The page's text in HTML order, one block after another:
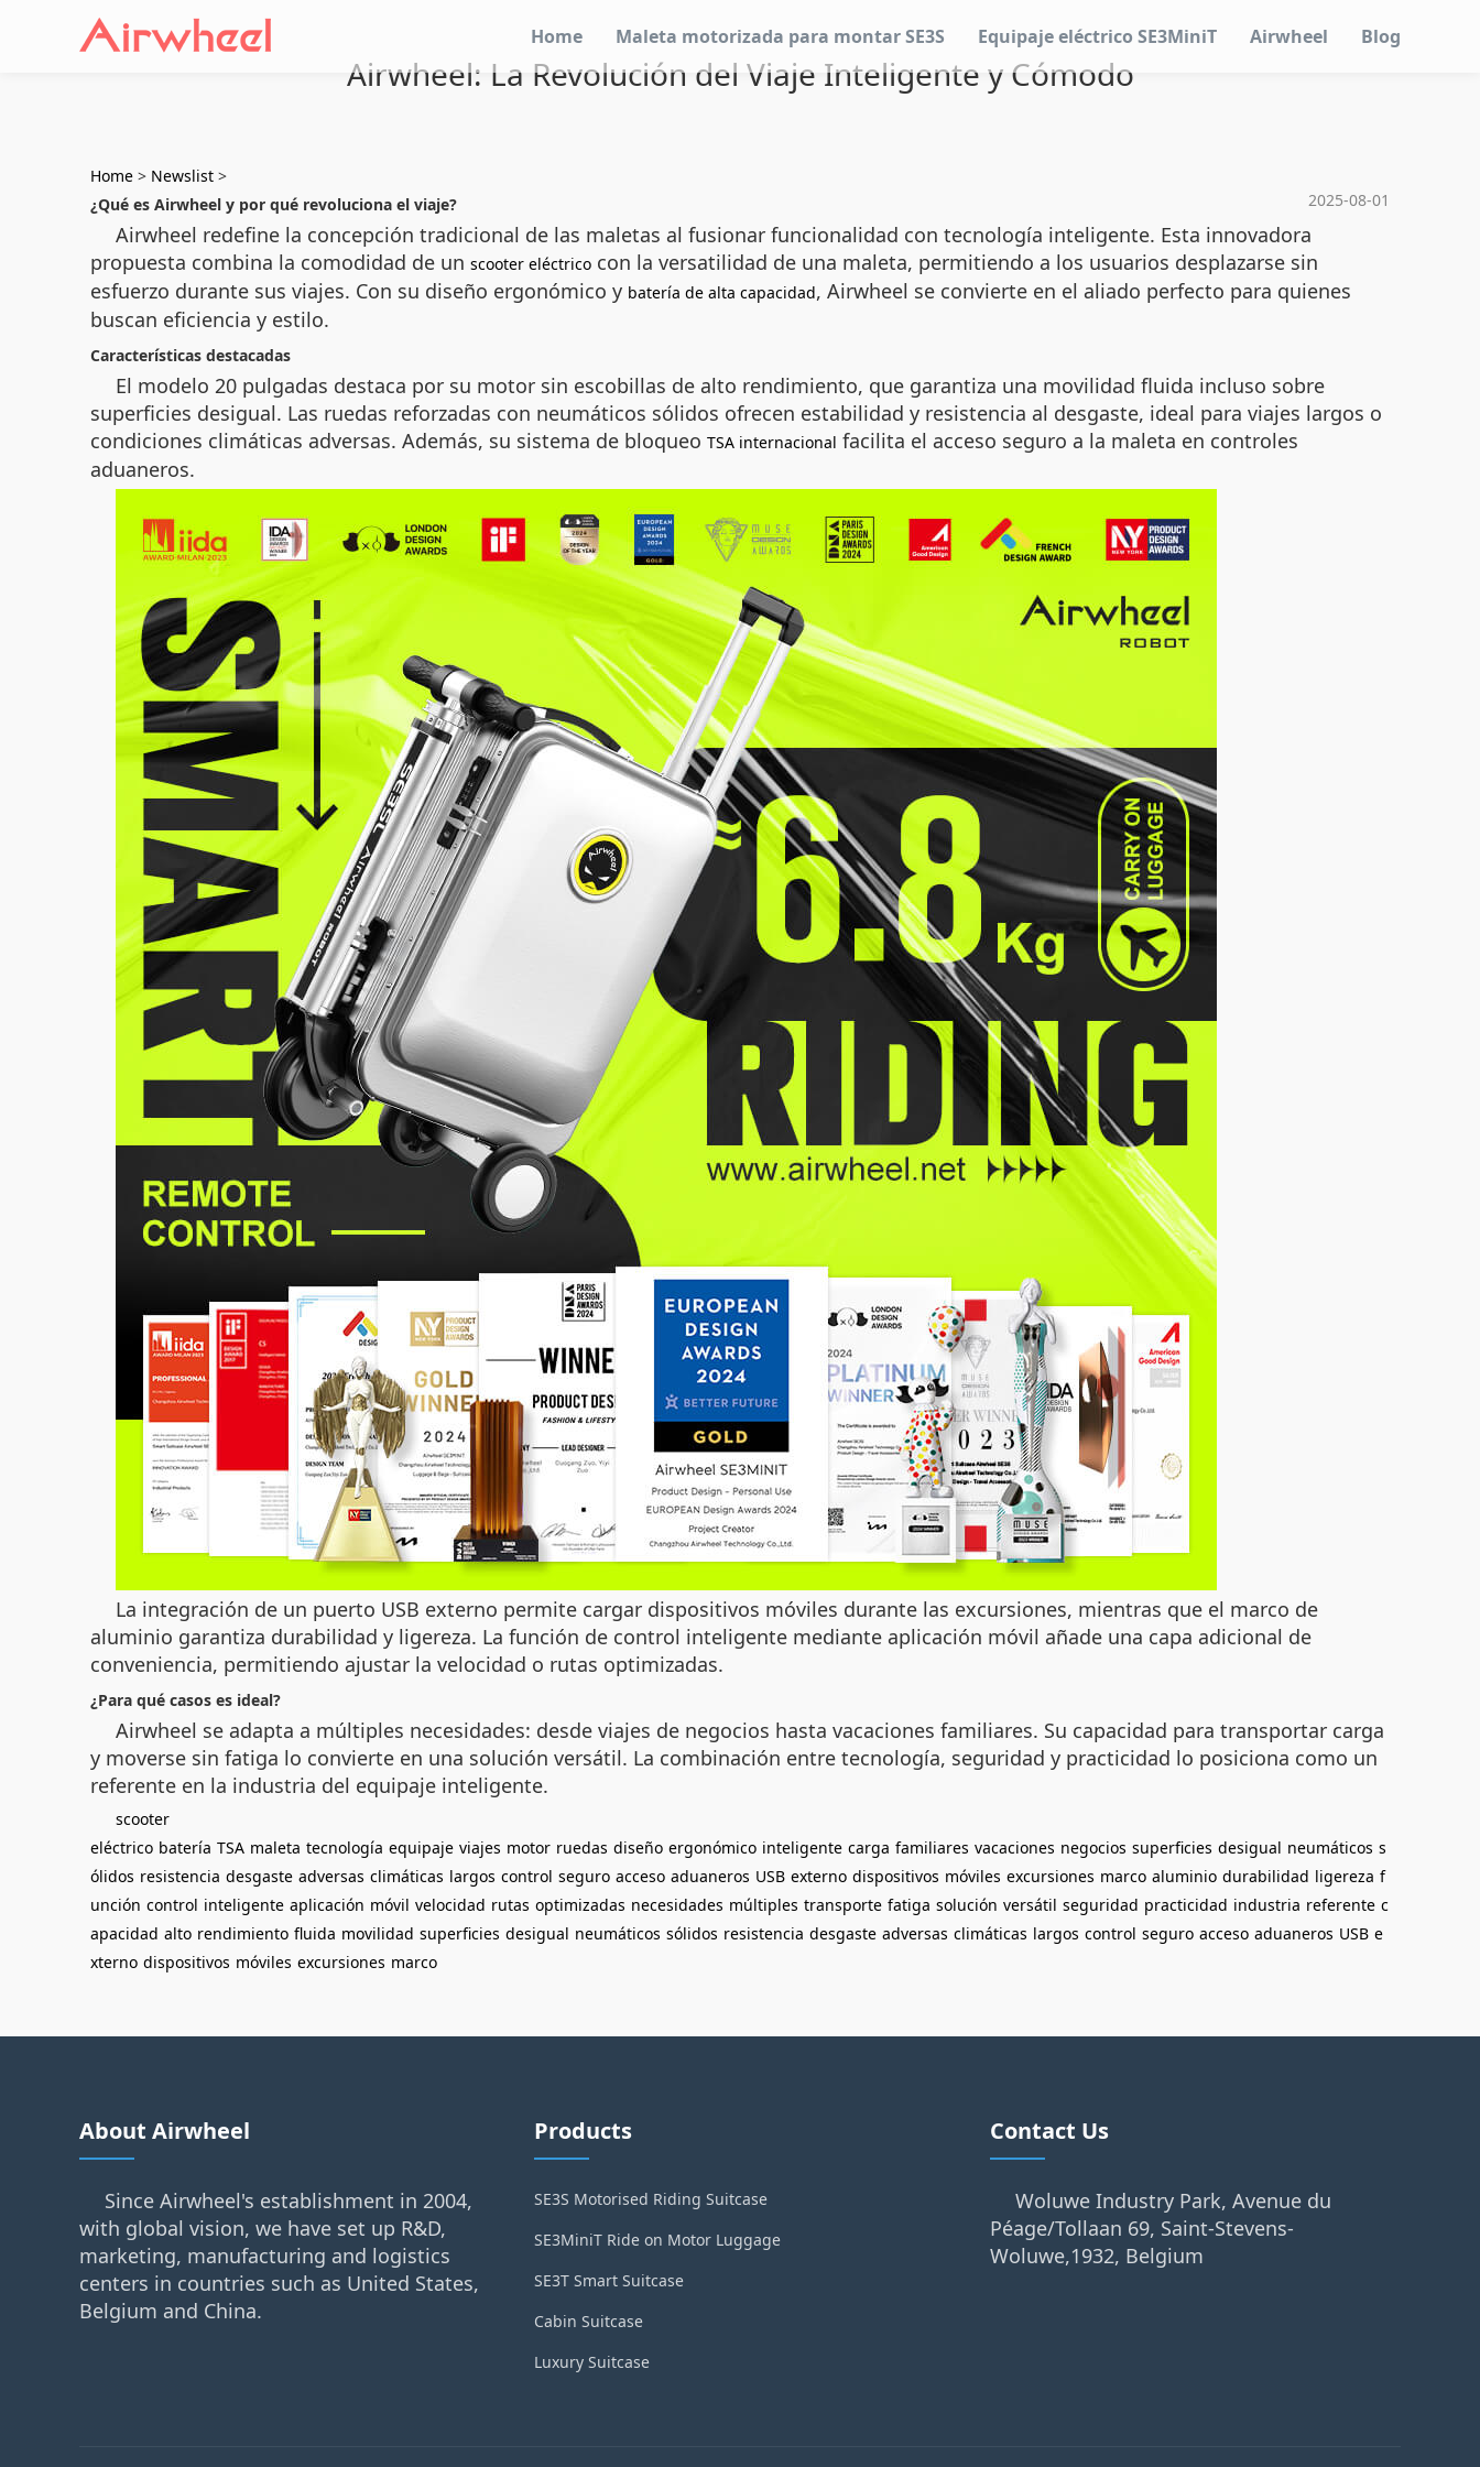
Home Maleta motorizada para montar SE3S Equipaje eléctrico SE3MiniT Airwheel Blog
Airwheel: La Revolución del Viaje Inteligente y Cómodo
Home > Newslist >
2025-08-01
¿Qué es Airwheel y por qué revoluciona el viaje?
Airwheel redefine la concepción tradicional de las maletas al fusionar funcionalidad con tecnología inteligente. Esta innovadora
propuesta combina la comodidad de un scooter eléctrico con la versatilidad de una maleta, permitiendo a los usuarios desplazarse sin
esfuerzo durante sus viajes. Con su diseño ergonómico y batería de alta capacidad, Airwheel se convierte en el aliado perfecto para quienes
buscan eficiencia y estilo.
Características destacadas
El modelo 20 pulgadas destaca por su motor sin escobillas de alto rendimiento, que garantiza una movilidad fluida incluso sobre
superficies desigual. Las ruedas reforzadas con neumáticos sólidos ofrecen estabilidad y resistencia al desgaste, ideal para viajes largos o
condiciones climáticas adversas. Además, su sistema de bloqueo TSA internacional facilita el acceso seguro a la maleta en controles
aduaneros.
La integración de un puerto USB externo permite cargar dispositivos móviles durante las excursiones, mientras que el marco de
aluminio garantiza durabilidad y ligereza. La función de control inteligente mediante aplicación móvil añade una capa adicional de
conveniencia, permitiendo ajustar la velocidad o rutas optimizadas.
¿Para qué casos es ideal?
Airwheel se adapta a múltiples necesidades: desde viajes de negocios hasta vacaciones familiares. Su capacidad para transportar carga
y moverse sin fatiga lo convierte en una solución versátil. La combinación entre tecnología, seguridad y practicidad lo posiciona como un
referente en la industria del equipaje inteligente.
scooter
eléctrico batería TSA maleta tecnología equipaje viajes motor ruedas diseño ergonómico inteligente carga familiares vacaciones negocios superficies desigual neumáticos s
ólidos resistencia desgaste adversas climáticas largos control seguro acceso aduaneros USB externo dispositivos móviles excursiones marco aluminio durabilidad ligereza f
unción control inteligente aplicación móvil velocidad rutas optimizadas necesidades múltiples transporte fatiga solución versátil seguridad practicidad industria referente c
apacidad alto rendimiento fluida movilidad superficies desigual neumáticos sólidos resistencia desgaste adversas climáticas largos control seguro acceso aduaneros USB e
xterno dispositivos móviles excursiones marco
About Airwheel
Since Airwheel's establishment in 2004,
with global vision, we have set up R&D,
marketing, manufacturing and logistics
centers in countries such as United States,
Belgium and China.
Products
SE3S Motorised Riding Suitcase
SE3MiniT Ride on Motor Luggage
SE3T Smart Suitcase
Cabin Suitcase
Luxury Suitcase
Contact Us
Woluwe Industry Park, Avenue du
Péage/Tollaan 69, Saint-Stevens-
Woluwe,1932, Belgium